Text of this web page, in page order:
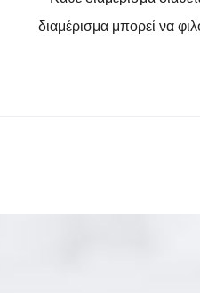
διαμέρισμα μπορεί να